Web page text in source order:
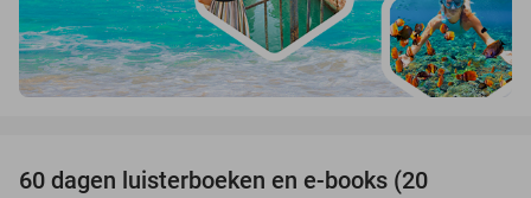
60 dagen luisterboeken en e-books (20